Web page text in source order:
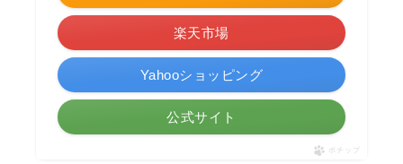
楽天市場
Yahooショッピング
公式サイト
ポチップ